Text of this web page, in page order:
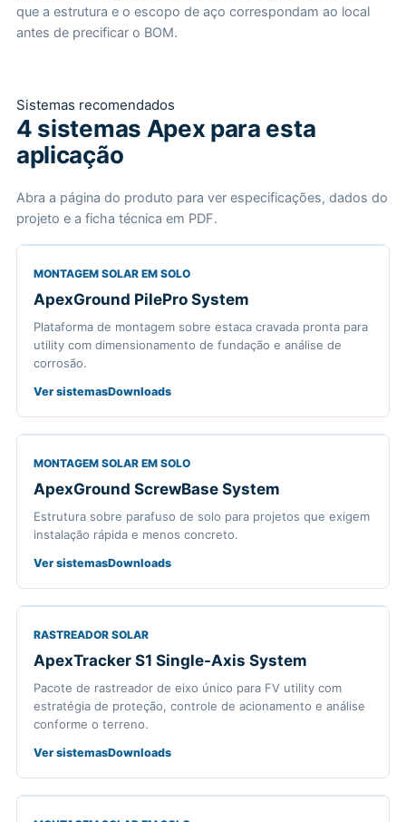
que a estrutura e o escopo de aço correspondam ao local
antes de precificar o BOM.
Sistemas recomendados
4 sistemas Apex para esta
aplicação
Abra a página do produto para ver especificações, dados do
projeto e a ficha técnica em PDF.
MONTAGEM SOLAR EM SOLO
ApexGround PilePro System
Plataforma de montagem sobre estaca cravada pronta para
utility com dimensionamento de fundação e análise de
corrosão.
Ver sistemasDownloads
MONTAGEM SOLAR EM SOLO
ApexGround ScrewBase System
Estrutura sobre parafuso de solo para projetos que exigem
instalação rápida e menos concreto.
Ver sistemasDownloads
RASTREADOR SOLAR
ApexTracker S1 Single-Axis System
Pacote de rastreador de eixo único para FV utility com
estratégia de proteção, controle de acionamento e análise
conforme o terreno.
Ver sistemasDownloads